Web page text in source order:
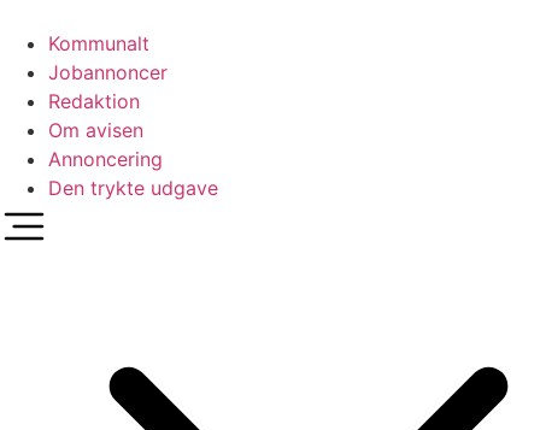
indhold
Kommunalt
Jobannoncer
Redaktion
Om avisen
Annoncering
Den trykte udgave